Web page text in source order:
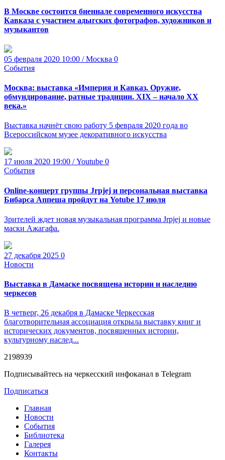
В Москве состоится биеннале современного искусства
Кавказа с участием адыгских фотографов, художников и
музыкантов
05 февраля 2020 10:00 / Москва 0
События
Москва: выставка «Империя и Кавказ. Оружие,
обмундирование, ратные традиции. XIX – начало XX
века.»
Выставка начнёт свою работу 5 февраля 2020 года во
Всероссийском музее декоративного искусства
17 июля 2020 19:00 / Youtube 0
События
Online-концерт группы Jrpjej и персональная выставка
Бибарса Аппеша пройдут на Yotube 17 июля
Зрителей ждет новая музыкальная программа Jrpjej и новые
маски Ажагафа.
27 декабря 2025 0
Новости
Выставка в Дамаске посвящена истории и наследию
черкесов
В четверг, 26 декабря в Дамаске Черкесская
благотворительная ассоциация открыла выставку книг и
исторических документов, посвященных истории,
культурному наслед...
2198939
Подписывайтесь на черкесский инфоканал в Telegram
Подписаться
Главная
Новости
События
Библиотека
Галерея
Контакты